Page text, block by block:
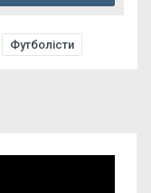
Футболісти